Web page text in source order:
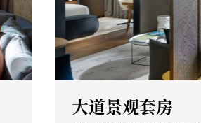
大道景观套房